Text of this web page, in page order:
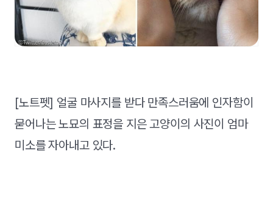
[노트펫] 얼굴 마사지를 받다 만족스러움에 인자함이
묻어나는 노묘의 표정을 지은 고양이의 사진이 엄마
미소를 자아내고 있다.